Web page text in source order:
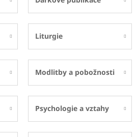
Liturgie
Modlitby a pobožnosti
Psychologie a vztahy